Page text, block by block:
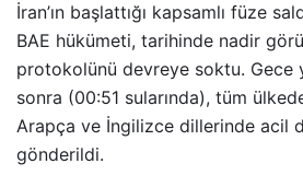
İran’ın başlattığı kapsamlı füze
BAE hükümeti, tarihinde nadir
protokolünü devreye soktu. Gece
sonra (00:51 sularında), tüm
Arapça ve İngilizce dillerinde acil
gönderildi.